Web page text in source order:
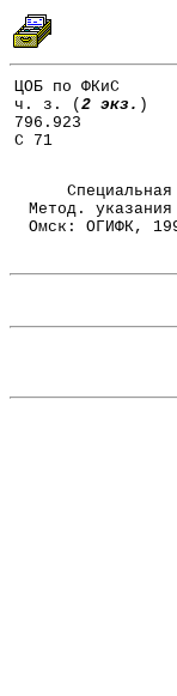
ЦОБ по ФКиС
ч. з. ( 2 экз. )
796.923
С 71
Специальная
Метод.
Омск: ОГИФК,